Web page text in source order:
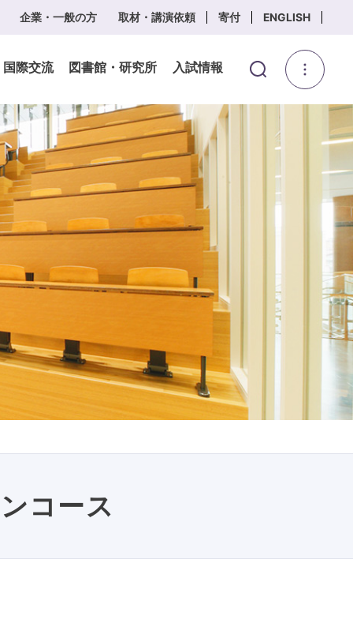
企業・一般の方 取材・講演依頼 寄付 ENGLISH
際交流 図書館・研究所 入試情報
コース